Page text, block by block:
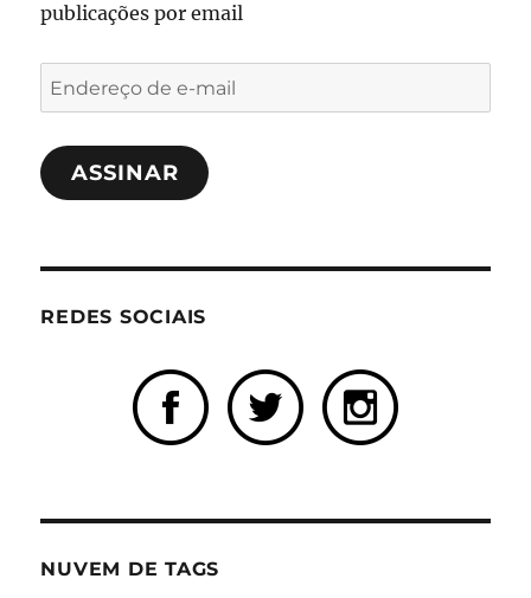
publicações por email
Endereço
de
e-
mailASSINAR
REDES SOCIAIS
NUVEM DE TAGS